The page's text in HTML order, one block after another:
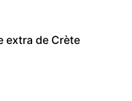
extra de Crète